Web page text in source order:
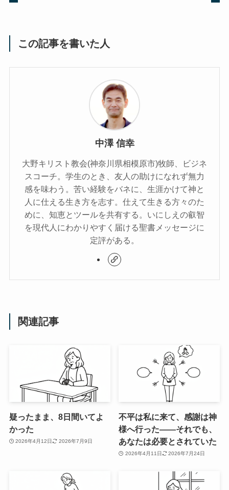
この記事を書いた人
中澤 信幸
大野キリスト教会(神奈川県相模原市)牧師、ビジネ
スコーチ。学生のとき、友人の助けになれず無力
感を味わう。苦い経験をバネに、生涯かけて神と
人に仕える生き方を志す。仕えて生きる方々のた
めに、知恵とツールを共有する。いにしえの叡智
を現代人にわかりやすく届ける聖書メッセージに
定評がある。
関連記事
疑ったまま、8日間いてよ
かった
2026年4月12日 2026年7月9日
不平は私に来て、感謝は神
様へ行った――それでも、
あなたは必要とされていた
2026年4月11日 2026年7月24日